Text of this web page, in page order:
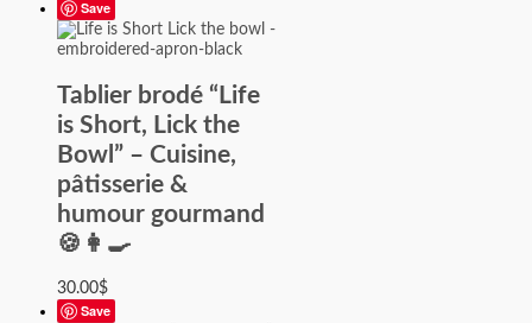
Save
Tablier brodé “Life
is Short, Lick the
Bowl” – Cuisine,
pâtisserie &
humour gourmand
🍪👩‍🍳
30.00$
Save